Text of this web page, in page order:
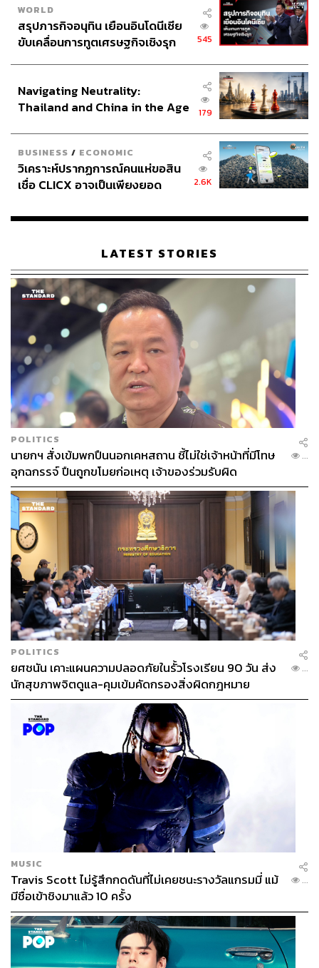
เมื่อสินค้าหลายชนิดต้องใช้พลาสติก การขยับราคาขึ้นจึงเป็น
เรื่องที่เลี่ยงไม่ได้
ความตึงเครียดระหว่าง ‘กลไกการเมืองที่ต้องการกดราคา’
กับ ‘กลไกตลาดที่ต้นทุนพุ่งกระฉูด’ นำมาซึ่งความสับสน
สินค้าคลาสสิกที่สุดคือกรณีของบะหมี่กึ่งสำเร็จรูป ดัชนีชี้วัด
ความอยู่รอดของคนไทย
เมื่อสมาชิกวุฒิสภา (สว.) ท่านหนึ่งอภิปรายว่า มาม่ากำลังจะ
ปรับขึ้นราคา ร้อนถึง พันธ์ พะเนียงเวทย์ ผู้จัดการใหญ่
บมจ.ไทยเพรซิเดนท์ฟูดส์ ต้องออกมาโพสต์ระบุว่า “อะไรคือ
เอาที่ไหนมาพูด อันนี้ไม่ทราบได้”
การแบกรับต้นทุนของผู้ผลิตที่ยังคาดการณ์ตอนจบไม่ได้ จะ
นำไปสู่ภาวะของขาดชั้นวาง หรือการดันราคาให้สูงขึ้นอย่าง
ที่ภาคประชาชนและภาครัฐกังวลหรือไม่ ก็ขึ้นอยู่กับการ
จัดการของภาครัฐในเวลานี้
รัฐบาลกำลังซื้อเวลา หรือ กำลังแก้ปัญหาที่ต้นตอ
ปัจจัยทางการเมืองบังคับให้รัฐบาลต้องทำทุกวิถีทางเพื่อไม่ให้
ความตระหนกลุกลาม ไม่ว่าจะเป็นการใช้ Dashboard
เช็กสต็อกน้ำมัน, การลดพึ่งพา LNG นำเข้า, การงัดกฎหมาย
คุมราคาสินค้าขั้นเด็ดขาด ไปจนถึงการเร่งอพยพคนไทยกว่า
1,483 ชีวิตออกจากตะวันออกกลางตามการแถลงของ
กระทรวงการต่างประเทศ
กลไกทั้งหมดนี้สะท้อนให้เห็นว่า รัฐบาลกำลังใช้กลไกการตั้ง
รับและบริหารความเสี่ยงระยะสั้น เพื่อลดแรงกระแทกให้เบา
ที่สุด
แต่คำตอบสูงสุดที่เรากำลังตามหาร่วมกันในฐานะประชาชน
คือ หากสถานการณ์ในตะวันออกกลางตามที่ประธานาธิบดี
สหรัฐฯ หวังไว้ว่าอิหร่านจะชะลอการโจมตี 5 วันนั้นไม่เป็น
ความจริง และสงครามยืดเยื้อข้ามปี ประเทศไทยจะมีกลไก
เชิงโครงสร้าง (เช่น การปรับโครงสร้างพลังงานระยะยาว
หรือ การเพิ่มขีดความสามารถในการพึ่งพาตนเองด้าน
วัตถุดิบ) ที่พร้อมจะรับมือกับโลกที่ไร้ความแน่นอนใบนี้แล้ว
หรือไม่
นี่คือโจทย์ใหญ่ที่รัฐบาลต้องพิสูจน์ให้เห็น ทำให้ประชาชน
เชื่อมั่นมากกว่าขอความร่วมมือไม่ให้กักตุนสินค้า
พิพัฒน์ รัชกิจประการ PTT
ดนุชา พิชยนันท์
Key Messages
วิกฤตพลังงาน LNG
Energy Shock
Middle East สินค้าควบคุม
WORLD
สรุปภารกิจอนุทิน เยือนอินโดนีเซีย
ขับเคลื่อนการทูตเศรษฐกิจเชิงรุก
545
Navigating Neutrality:
Thailand and China in the Age
179
BUSINESS / ECONOMIC
วิเคราะห์ปรากฏการณ์คนแห่ขอสิน
เชื่อ CLICX อาจเป็นเพียงยอด
เรือนไทยที่ถูกซุกไว้
2.6K
LATEST STORIES
POLITICS
นายกฯ สั่งเข้มพกปืนนอกเคหสถาน ชี้ไม่ใช่เจ้าหน้าที่มีโทษ
อุกฉกรรจ์ ปืนถูกขโมยก่อเหตุ เจ้าของร่วมรับผิด
...
POLITICS
ยศชนัน เคาะแผนความปลอดภัยในรั้วโรงเรียน 90 วัน ส่ง
นักสุขภาพจิตดูแล-คุมเข้มคัดกรองสิ่งผิดกฎหมาย
...
MUSIC
Travis Scott ไม่รู้สึกกดดันที่ไม่เคยชนะรางวัลแกรมมี่ แม้
มีชื่อเข้าชิงมาแล้ว 10 ครั้ง
...